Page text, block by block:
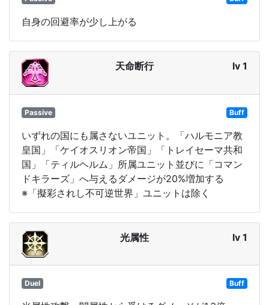
自身の回避率が少し上がる
天命断行 lv 1
Passive Buff
いずれの国にも属さないユニット。「ハルモニア教
皇国」「ケイオスリオン帝国」「トレイセーマ共和
国」「ティルヘルム」所属ユニット並びに「コマン
ドキラーズ」へ与えるダメージが20%増加する
※「擬彩されし不可逆世界」ユニットは除く
光属性 lv 1
Duel Buff